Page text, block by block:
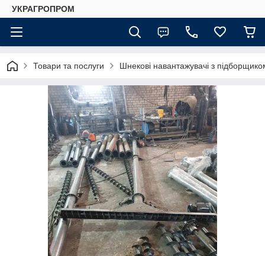
УКРАГРОПРОМ
Товари та послуги Шнекові навантажувачі з